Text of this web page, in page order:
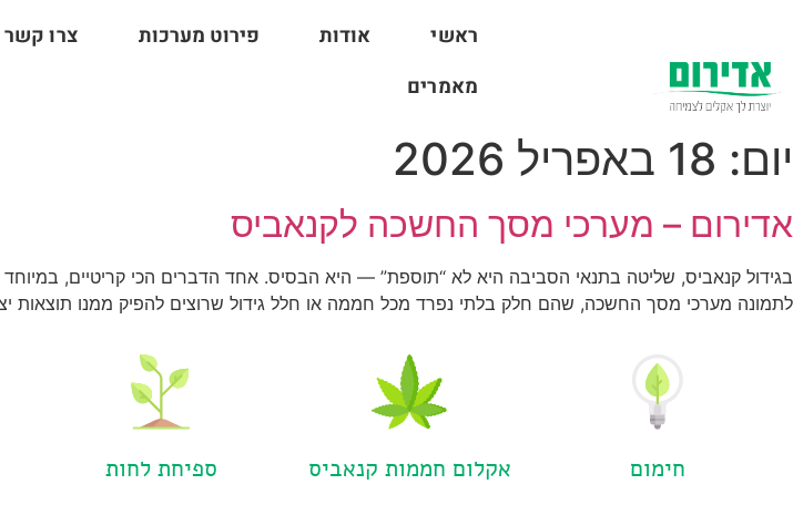
ראשי אודות פירוט מערכות צרו קשר
מאמרים
יום: 18 באפריל 2026
אדירום – מערכי מסך החשכה לקנאביס
בגידול קנאביס, שליטה בתנאי הסביבה היא לא “תוספת” — היא הבסיס. אחד הדברים הכי קריטיים,
לתמונה מערכי מסך החשכה, שהם חלק בלתי נפרד מכל חממה או חלל גידול שרוצים להפיק ממנו תוצאות
חימום אקלום חממות קנאביס​ ספיחת לחות